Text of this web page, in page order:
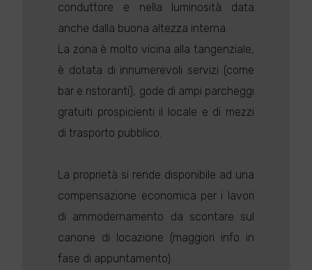
conduttore e nella luminosità data
anche dalla buona altezza interna.
La zona è molto vicina alla tangenziale,
è dotata di innumerevoli servizi (come
bar e ristoranti), gode di ampi parcheggi
gratuiti prospicienti il locale e di mezzi
di trasporto pubblico.
La proprietà si rende disponibile ad una
compensazione economica per i lavori
di ammodernamento da scontare sul
canone di locazione (maggiori info in
fase di appuntamento).